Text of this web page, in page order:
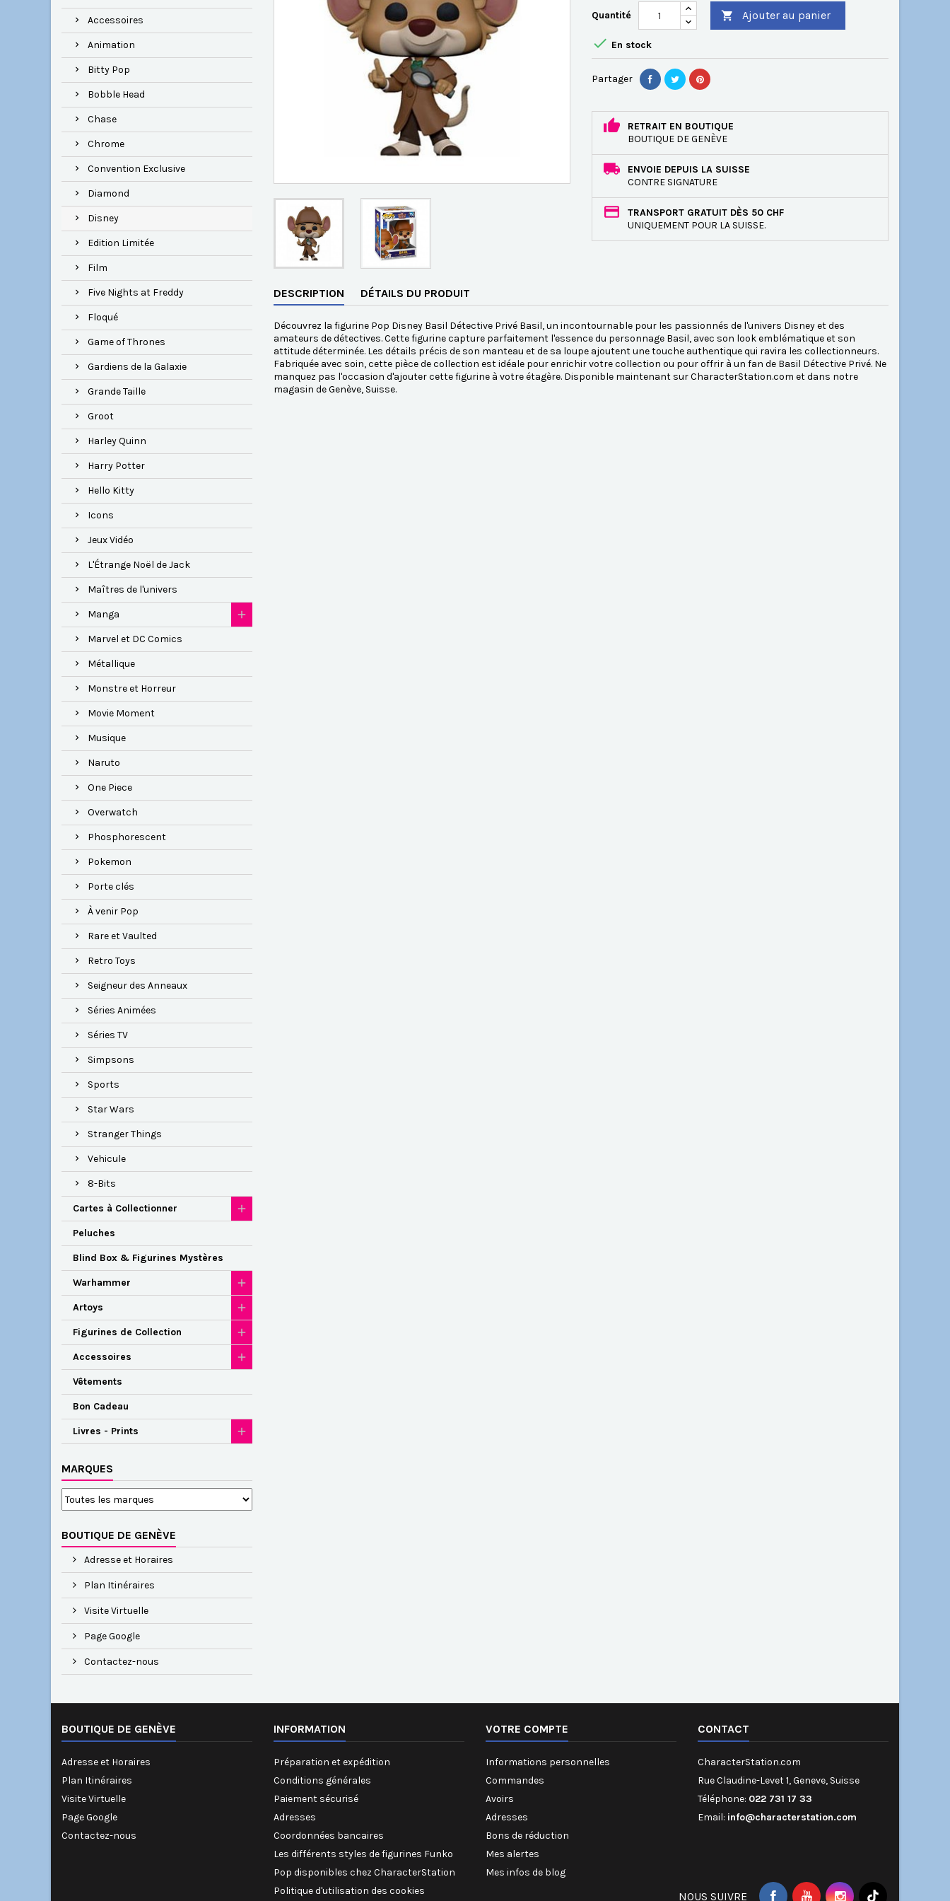
Accessoires
Animation
Bitty Pop
Bobble Head
Chase
Chrome
Convention Exclusive
Diamond
Disney
Edition Limitée
Film
Five Nights at Freddy
Floqué
Game of Thrones
Gardiens de la Galaxie
Grande Taille
Groot
Harley Quinn
Harry Potter
Hello Kitty
Icons
Jeux Vidéo
L'Étrange Noël de Jack
Maîtres de l'univers
Manga
Marvel et DC Comics
Métallique
Monstre et Horreur
Movie Moment
Musique
Naruto
One Piece
Overwatch
Phosphorescent
Pokemon
Porte clés
À venir Pop
Rare et Vaulted
Retro Toys
Seigneur des Anneaux
Séries Animées
Séries TV
Simpsons
Sports
Star Wars
Stranger Things
Vehicule
8-Bits
Cartes à Collectionner
Peluches
Blind Box & Figurines Mystères
Warhammer
Artoys
Figurines de Collection
Accessoires
Vêtements
Bon Cadeau
Livres - Prints
MARQUES
BOUTIQUE DE GENÈVE
Adresse et Horaires
Plan Itinéraires
Visite Virtuelle
Page Google
Contactez-nous
Quantité  Ajouter au panier
 En stock
Partager
RETRAIT EN BOUTIQUE
BOUTIQUE DE GENÈVE
ENVOIE DEPUIS LA SUISSE
CONTRE SIGNATURE
TRANSPORT GRATUIT DÈS 50 CHF
UNIQUEMENT POUR LA SUISSE.
DESCRIPTION DÉTAILS DU PRODUIT
Découvrez la figurine Pop Disney Basil Détective Privé Basil, un incontournable pour les passionnés de l'univers Disney et des
amateurs de détectives. Cette figurine capture parfaitement l'essence du personnage Basil, avec son look emblématique et son
attitude déterminée. Les détails précis de son manteau et de sa loupe ajoutent une touche authentique qui ravira les collectionneurs.
Fabriquée avec soin, cette pièce de collection est idéale pour enrichir votre collection ou pour offrir à un fan de Basil Détective Privé. Ne
manquez pas l'occasion d'ajouter cette figurine à votre étagère. Disponible maintenant sur CharacterStation.com et dans notre
magasin de Genève, Suisse.
BOUTIQUE DE GENÈVE
Adresse et Horaires
Plan Itinéraires
Visite Virtuelle
Page Google
Contactez-nous
INFORMATION
Préparation et expédition
Conditions générales
Paiement sécurisé
Adresses
Coordonnées bancaires
Les différents styles de figurines Funko
Pop disponibles chez CharacterStation
Politique d'utilisation des cookies
VOTRE COMPTE
Informations personnelles
Commandes
Avoirs
Adresses
Bons de réduction
Mes alertes
Mes infos de blog
CONTACT
CharacterStation.com
Rue Claudine-Levet 1, Geneve, Suisse
Téléphone: 022 731 17 33
Email: info@characterstation.com
NOUS SUIVRE